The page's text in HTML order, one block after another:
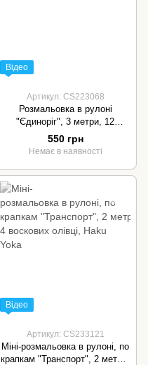
Відео
Артикул: CS223068
Розмальовка в рулоні
"Єдиноріг", 3 метри, 12
воскових міні-олівців, Haku
Yoka
550 грн
Немає в наявності
Відео
Артикул: CS233121
Міні-розмальовка в рулоні, по
крапкам "Транспорт", 2 метри,